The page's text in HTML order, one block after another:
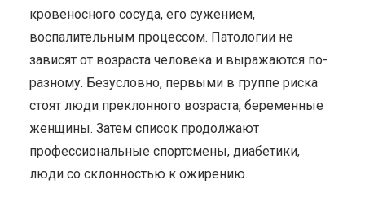
кровеносного сосуда, его сужением,
воспалительным процессом. Патологии не
зависят от возраста человека и выражаются по-
разному. Безусловно, первыми в группе риска
стоят люди преклонного возраста, беременные
женщины. Затем список продолжают
профессиональные спортсмены, диабетики,
люди со склонностью к ожирению.